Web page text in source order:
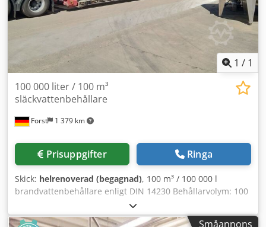
1 / 1
Forst 1 379 km
100 000 liter / 100 m³
släckvattenbehållare
Prisuppgifter Ringa
Skick: helrenoverad (begagnad), 100 m³ / 100 000 l
brandvattenbehållare enligt DIN 14230 Behållarvolym: 100
000 liter / 100 m³ Längd: ca 15 750 mm Diameter: ca 2 900
mm Vikt: ca 16 300 kg Material: Stål, kvalitet S 235 JRG 2
Småannons